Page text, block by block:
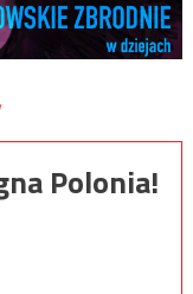
Polonia!